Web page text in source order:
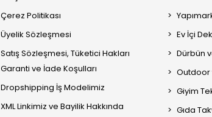
Çerez Politikası
Üyelik Sözleşmesi
Satış Sözleşmesi, Tüketici Hakları
Garanti ve İade Koşulları
Dropshipping İş Modelimiz
XML Linkimiz ve Bayilik Hakkında
Ev İçi
Dürbün
Outdoor
Giyim
Gıda